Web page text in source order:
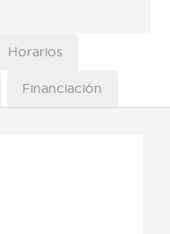
Horarios
Financiación